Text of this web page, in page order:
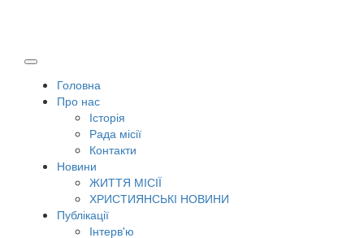
Головна
Про нас
Історія
Рада місії
Контакти
Новини
ЖИТТЯ МІСІЇ
ХРИСТИЯНСЬКІ НОВИНИ
Публікації
Інтерв'ю